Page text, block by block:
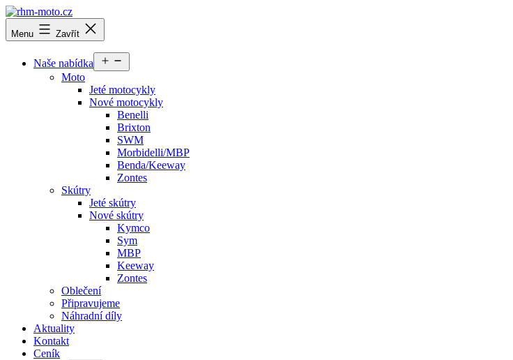
Přejít
k
obsahu
rhm-
moto.cz
Menu Zavřít
Naše nabídka
menu
Moto
Jeté motocykly
Nové motocykly
Benelli
Brixton
SWM
Morbidelli/MBP
Benda/Keeway
Zontes
Skútry
Jeté skútry
Nové skútry
Kymco
Sym
MBP
Keeway
Zontes
Oblečení
Připravujeme
Náhradní díly
Aktuality
Kontakt
Ceník